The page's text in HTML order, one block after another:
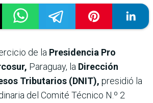
de la Presidencia Pro
Paraguay, la Dirección
Tributarios (DNIT), presidió la
del Comité Técnico N.º 2